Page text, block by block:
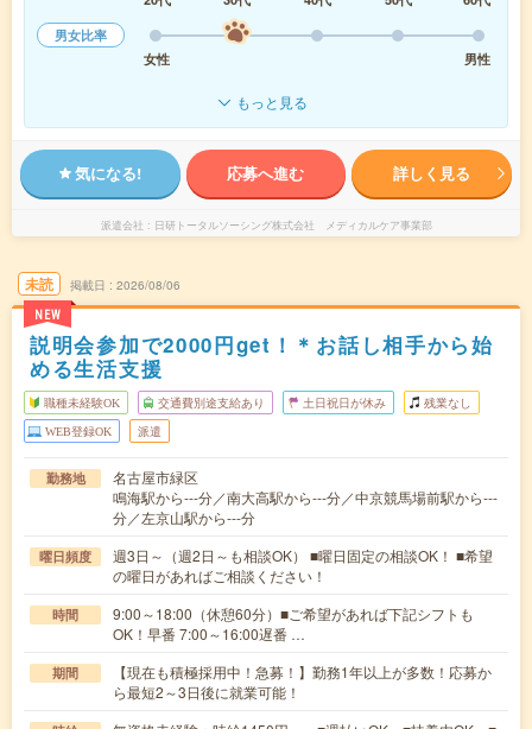
男女比率
女性
男性
もっと見る
気になる! 応募へ進む 詳しく見る
派遣会社 日研トータルソーシング株式会社 メディカルケア事業部
未読
NEW
掲載日 2026/08/06
説明会参加で2000円get！＊お話し相手から始
める生活支援
職種未経験OK 交通費別途支給あり 土日祝日が休み 残業なし
WEB登録OK 派遣
勤務地
名古屋市緑区
鳴海駅から---分／南大高駅から---分／中京競馬場前駅から---
分／左京山駅から---分
曜日頻度
週3日～（週2日～も相談OK） ■曜日固定の相談OK！ ■希望
の曜日があればご相談ください！
時間
9:00～18:00（休憩60分）■ご希望があれば下記シフトも
OK！早番 7:00～16:00遅番 …
期間
【現在も積極採用中！急募！】勤務1年以上が多数！応募か
ら最短2～3日後に就業可能！